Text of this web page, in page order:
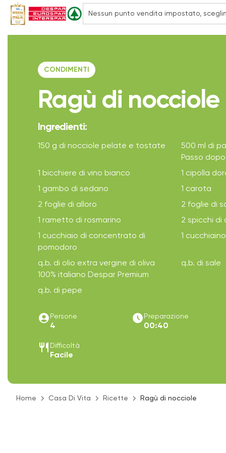
CONDIMENTI
Ragù di nocciole
Ingredienti:
150 g di nocciole pelate e tostate
500 ml di
Passo
1 bicchiere di vino bianco
1 cipolla
1 gambo di sedano
1 carota
2 foglie di alloro
2 foglie di
1 rametto di rosmarino
2 spicchi di
1 cucchiaio di concentrato di
pomodoro
1
q.b. di olio extra vergine di oliva
100% italiano Despar Premium
q.b. di sale
q.b. di pepe
account_circle Persone
4
access_time_filled Preparazione
00:40
restaurant Difficoltà
Facile
Home Casa Di Vita Ricette Ragù di nocciole